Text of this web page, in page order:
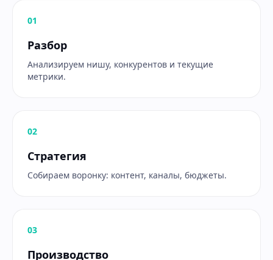
01
Разбор
Анализируем нишу, конкурентов и текущие
метрики.
02
Стратегия
Собираем воронку: контент, каналы, бюджеты.
03
Производство